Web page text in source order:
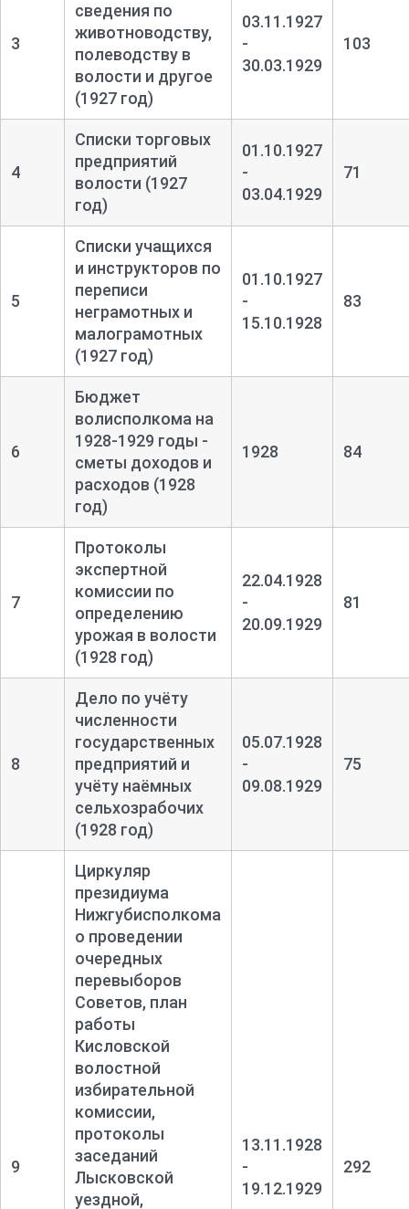
3
сведения по
животноводству,
полеводству в
волости и другое
(1927 год)
03.11.1927
-
30.03.1929
103
4
Списки торговых
предприятий
волости (1927
год)
01.10.1927
-
03.04.1929
71
5
Списки учащихся
и инструкторов по
переписи
неграмотных и
малограмотных
(1927 год)
01.10.1927
-
15.10.1928
83
6
Бюджет
волисполкома на
1928-1929 годы -
сметы доходов и
расходов (1928
год)
1928 84
7
Протоколы
экспертной
комиссии по
определению
урожая в волости
(1928 год)
22.04.1928
-
20.09.1929
81
8
Дело по учёту
численности
государственных
предприятий и
учёту наёмных
сельхозрабочих
(1928 год)
05.07.1928
-
09.08.1929
75
9
Циркуляр
президиума
Нижгубисполкома
о проведении
очередных
перевыборов
Советов, план
работы
Кисловской
волостной
избирательной
комиссии,
протоколы
заседаний
Лысковской
уездной,
13.11.1928
-
19.12.1929
292